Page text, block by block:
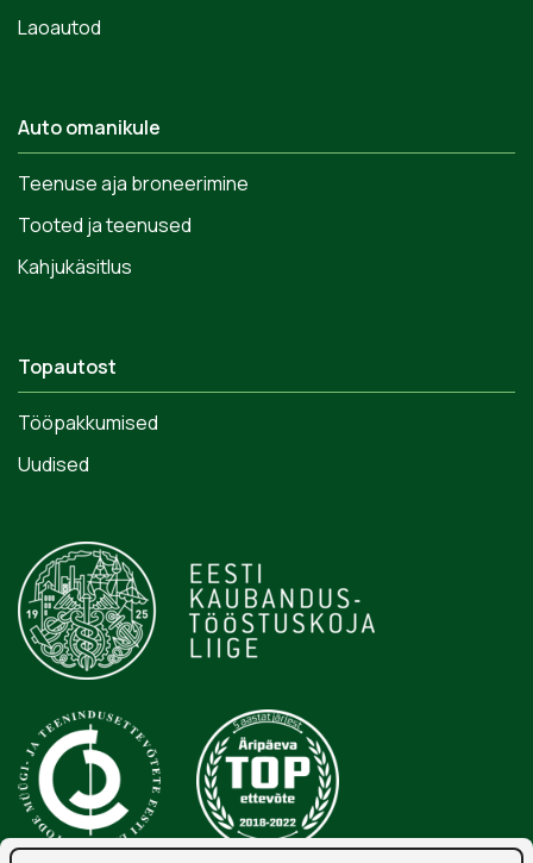
Laoautod
Auto omanikule
Teenuse aja broneerimine
Tooted ja teenused
Kahjukäsitlus
Topautost
Tööpakkumised
Uudised